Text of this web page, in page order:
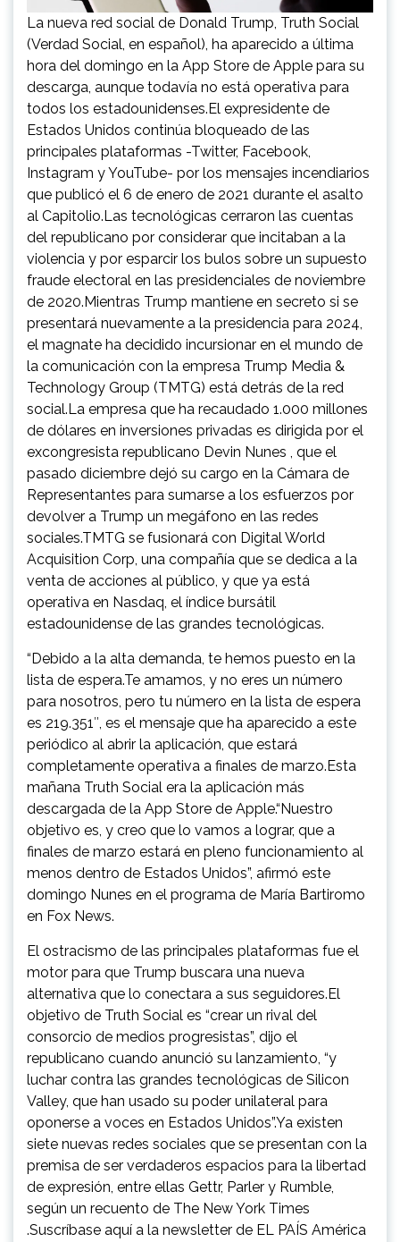
La nueva red social de Donald Trump, Truth Social
(Verdad Social, en español), ha aparecido a última
hora del domingo en la App Store de Apple para su
descarga, aunque todavía no está operativa para
todos los estadounidenses.El expresidente de
Estados Unidos continúa bloqueado de las
principales plataformas -Twitter, Facebook,
Instagram y YouTube- por los mensajes incendiarios
que publicó el 6 de enero de 2021 durante el asalto
al Capitolio.Las tecnológicas cerraron las cuentas
del republicano por considerar que incitaban a la
violencia y por esparcir los bulos sobre un supuesto
fraude electoral en las presidenciales de noviembre
de 2020.Mientras Trump mantiene en secreto si se
presentará nuevamente a la presidencia para 2024,
el magnate ha decidido incursionar en el mundo de
la comunicación con la empresa Trump Media &
Technology Group (TMTG) está detrás de la red
social.La empresa que ha recaudado 1.000 millones
de dólares en inversiones privadas es dirigida por el
excongresista republicano Devin Nunes , que el
pasado diciembre dejó su cargo en la Cámara de
Representantes para sumarse a los esfuerzos por
devolver a Trump un megáfono en las redes
sociales.TMTG se fusionará con Digital World
Acquisition Corp, una compañía que se dedica a la
venta de acciones al público, y que ya está
operativa en Nasdaq, el índice bursátil
estadounidense de las grandes tecnológicas.
“Debido a la alta demanda, te hemos puesto en la
lista de espera.Te amamos, y no eres un número
para nosotros, pero tu número en la lista de espera
es 219.351″, es el mensaje que ha aparecido a este
periódico al abrir la aplicación, que estará
completamente operativa a finales de marzo.Esta
mañana Truth Social era la aplicación más
descargada de la App Store de Apple.“Nuestro
objetivo es, y creo que lo vamos a lograr, que a
finales de marzo estará en pleno funcionamiento al
menos dentro de Estados Unidos”, afirmó este
domingo Nunes en el programa de María Bartiromo
en Fox News.
El ostracismo de las principales plataformas fue el
motor para que Trump buscara una nueva
alternativa que lo conectara a sus seguidores.El
objetivo de Truth Social es “crear un rival del
consorcio de medios progresistas”, dijo el
republicano cuando anunció su lanzamiento, “y
luchar contra las grandes tecnológicas de Silicon
Valley, que han usado su poder unilateral para
oponerse a voces en Estados Unidos”.Ya existen
siete nuevas redes sociales que se presentan con la
premisa de ser verdaderos espacios para la libertad
de expresión, entre ellas Gettr, Parler y Rumble,
según un recuento de The New York Times
.Suscríbase aquí a la newsletter de EL PAÍS América